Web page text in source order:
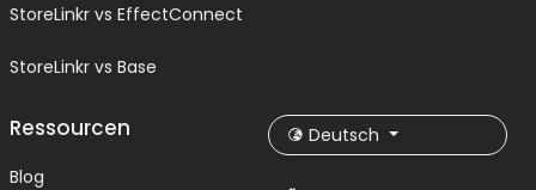
StoreLinkr vs EffectConnect
StoreLinkr vs Base
Ressourcen
Blog
Deutsch